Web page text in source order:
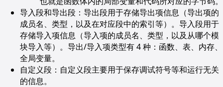
导入段和导出段：导出段用于存储导出项信息（导出项的
成员名、类型，以及在对应段中的索引等）。导入段用于
存储导入项信息（导入项的成员名、类型，以及从哪个模
块导入等）。导出/导入项类型有 4 种：函数、表、内存、
全局变量。
自定义段：自定义段主要用于保存调试符号等和运行无关
的信息。